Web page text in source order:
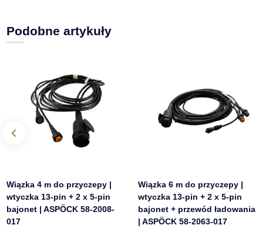
Podobne artykuły
Wiązka 4 m do przyczepy |
wtyczka 13-pin + 2 x 5-pin
bajonet | ASPÖCK 58-2008-
017
Wiązka 6 m do przyczepy |
wtyczka 13-pin + 2 x 5-pin
bajonet + przewód ładowania
| ASPÖCK 58-2063-017